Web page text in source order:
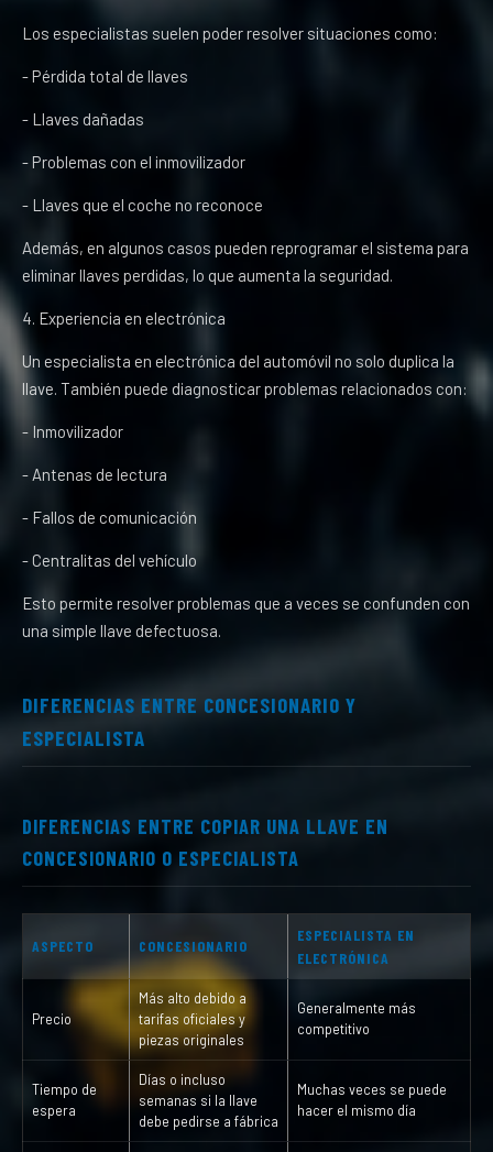
Los especialistas suelen poder resolver situaciones como:
- Pérdida total de llaves
- Llaves dañadas
- Problemas con el inmovilizador
- Llaves que el coche no reconoce
Además, en algunos casos pueden reprogramar el sistema para
eliminar llaves perdidas, lo que aumenta la seguridad.
4. Experiencia en electrónica
Un especialista en electrónica del automóvil no solo duplica la
llave. También puede diagnosticar problemas relacionados con:
- Inmovilizador
- Antenas de lectura
- Fallos de comunicación
- Centralitas del vehículo
Esto permite resolver problemas que a veces se confunden con
una simple llave defectuosa.
DIFERENCIAS ENTRE CONCESIONARIO Y
ESPECIALISTA
DIFERENCIAS ENTRE COPIAR UNA LLAVE EN
CONCESIONARIO O ESPECIALISTA
ASPECTO CONCESIONARIO
ESPECIALISTA EN
ELECTRÓNICA
Precio
Más alto debido a
tarifas oficiales y
piezas originales
Generalmente más
competitivo
Tiempo de
espera
Días o incluso
semanas si la llave
debe pedirse a fábrica
Muchas veces se puede
hacer el mismo día